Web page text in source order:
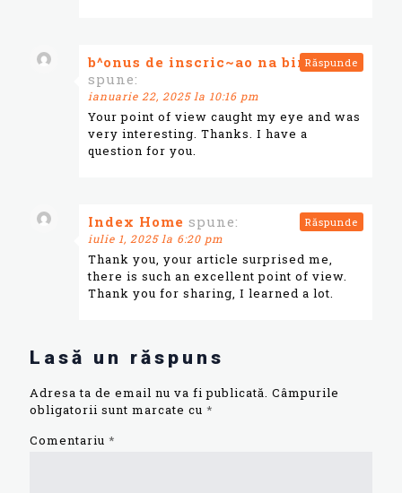
b^onus de inscric~ao na binance
spune:
ianuarie 22, 2025 la 10:16 pm
Your point of view caught my eye and was
very interesting. Thanks. I have a
question for you.
Răspunde
Index Home spune:
iulie 1, 2025 la 6:20 pm
Thank you, your article surprised me,
there is such an excellent point of view.
Thank you for sharing, I learned a lot.
Răspunde
Lasă un răspuns
Adresa ta de email nu va fi publicată. Câmpurile
obligatorii sunt marcate cu *
Comentariu *